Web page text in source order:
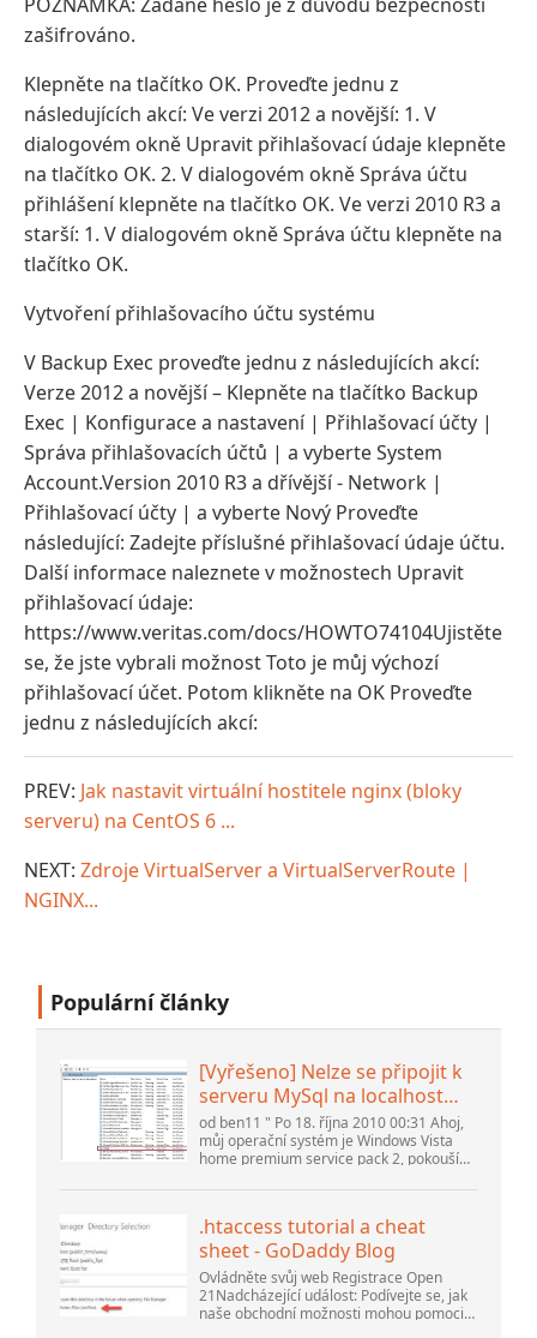
zašifrováno.
Klepněte na tlačítko OK. Proveďte jednu z
následujících akcí: Ve verzi 2012 a novější: 1. V
dialogovém okně Upravit přihlašovací údaje klepněte
na tlačítko OK. 2. V dialogovém okně Správa účtu
přihlášení klepněte na tlačítko OK. Ve verzi 2010 R3 a
starší: 1. V dialogovém okně Správa účtu klepněte na
tlačítko OK.
Vytvoření přihlašovacího účtu systému
V Backup Exec proveďte jednu z následujících akcí:
Verze 2012 a novější – Klepněte na tlačítko Backup
Exec | Konfigurace a nastavení | Přihlašovací účty |
Správa přihlašovacích účtů | a vyberte System
Account.Version 2010 R3 a dřívější - Network |
Přihlašovací účty | a vyberte Nový Proveďte
následující: Zadejte příslušné přihlašovací údaje účtu.
Další informace naleznete v možnostech Upravit
přihlašovací údaje:
https://www.veritas.com/docs/HOWTO74104Ujistěte
se, že jste vybrali možnost Toto je můj výchozí
přihlašovací účet. Potom klikněte na OK Proveďte
jednu z následujících akcí:
PREV: Jak nastavit virtuální hostitele nginx (bloky
serveru) na CentOS 6 ...
NEXT: Zdroje VirtualServer a VirtualServerRoute |
NGINX...
Populární články
[Vyřešeno] Nelze se připojit k
serveru MySql na localhost
(10061) (Zobrazit téma) *
Fórum komunity Apache
OpenOffice
od ben11 " Po 18. října 2010 00:31 Ahoj,
můj operační systém je Windows Vista
home premium service pack 2, pokouším
verze 5.1. Spustil jsem databázi
.htaccess tutorial a cheat
sheet - GoDaddy Blog
Ovládněte svůj web Registrace Open
21Nadcházející událost: Podívejte se, jak
naše obchodní možnosti mohou pomoci